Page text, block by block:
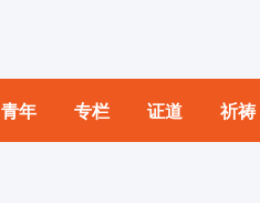
青年 专栏 证道 祈祷